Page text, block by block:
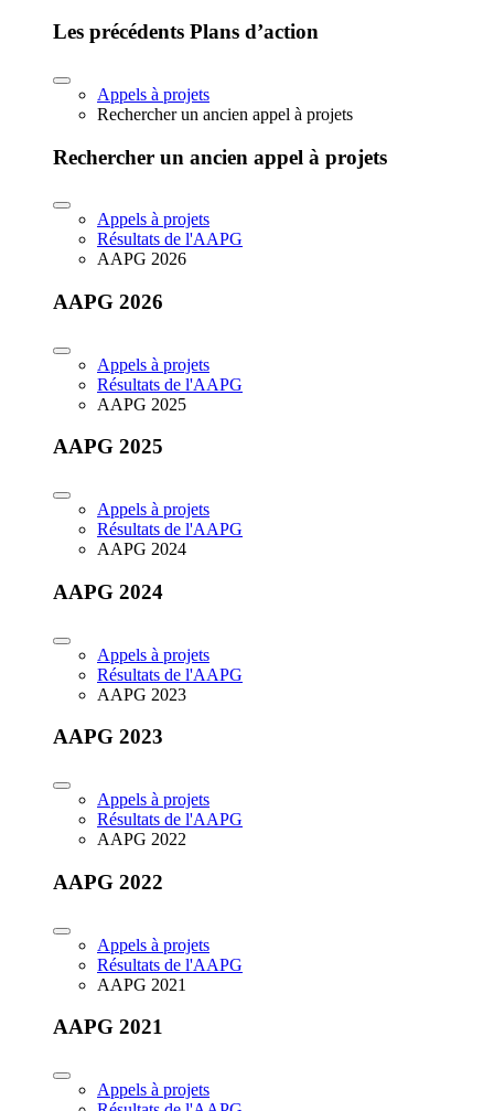
Les précédents Plans d’action
Appels à projets
Rechercher un ancien appel à projets
Rechercher un ancien appel à projets
Appels à projets
Résultats de l'AAPG
AAPG 2026
AAPG 2026
Appels à projets
Résultats de l'AAPG
AAPG 2025
AAPG 2025
Appels à projets
Résultats de l'AAPG
AAPG 2024
AAPG 2024
Appels à projets
Résultats de l'AAPG
AAPG 2023
AAPG 2023
Appels à projets
Résultats de l'AAPG
AAPG 2022
AAPG 2022
Appels à projets
Résultats de l'AAPG
AAPG 2021
AAPG 2021
Appels à projets